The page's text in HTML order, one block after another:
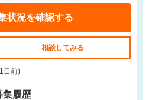
状況を確認する
相談してみる
日前)
集履歴